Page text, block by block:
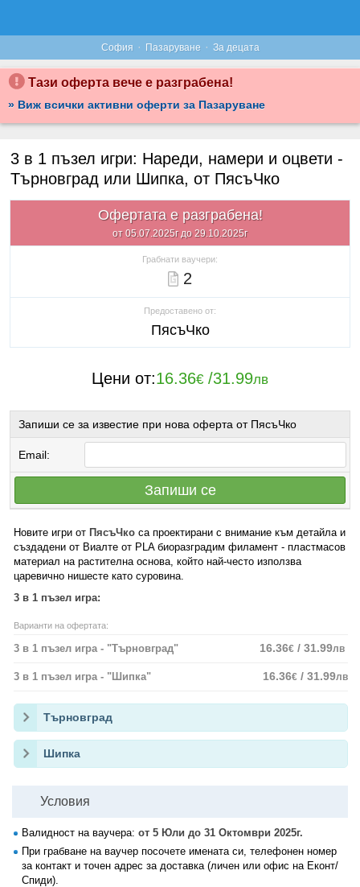
София · Пазаруване · За децата
Тази оферта вече е разграбена!
» Виж всички активни оферти за Пазаруване
3 в 1 пъзел игри: Нареди, намери и оцвети -
Търновград или Шипка, от ПясъЧко
Офертата е разграбена!
от 05.07.2025г до 29.10.2025г
Грабнати ваучери:
2
Предоставено от:
ПясъЧко
Цени от:16.36€ /31.99лв
Запиши се за известие при нова оферта от ПясъЧко
Email:
Запиши се
Новите игри от ПясъЧко са проектирани с внимание към детайла и
създадени от Виалте от PLA биоразградим филамент - пластмасов
материал на растителна основа, който най-често използва
царевично нишесте като суровина.
3 в 1 пъзел игра:
Варианти на офертата:
3 в 1 пъзел игра - "Търновград" 16.36€ / 31.99лв
3 в 1 пъзел игра - "Шипка" 16.36€ / 31.99лв
Търновград
Шипка
Условия
Валидност на ваучера: от 5 Юли до 31 Октомври 2025г.
При грабване на ваучер посочете имената си, телефонен номер
за контакт и точен адрес за доставка (личен или офис на Еконт/
Спиди).